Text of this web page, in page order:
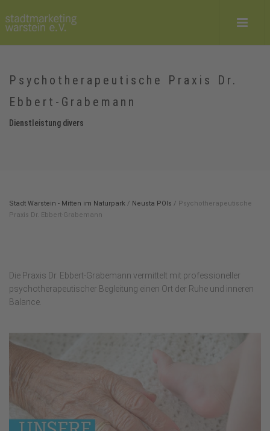
Psychotherapeutische Praxis Dr.
Ebbert-Grabemann
Dienstleistung divers
Stadt Warstein - Mitten im Naturpark / Neusta POIs / Psychotherapeutische
Praxis Dr. Ebbert-Grabemann
Die Praxis Dr. Ebbert-Grabemann vermittelt mit professioneller
psychotherapeutischer Begleitung einen Ort der Ruhe und inneren
Balance.